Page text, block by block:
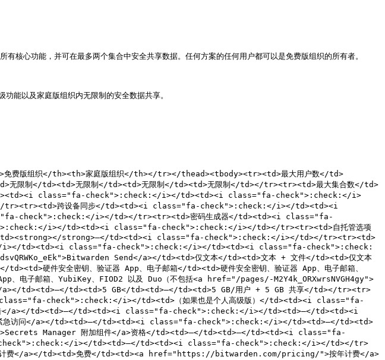
心功能，并可在最多两个集合中安全共享数据。任何方案的任何用户都可以是免费版组织的所有者。
能以及家庭版组织内无限制的安全数据共享。
版组织</th><th>家庭版组织</th></tr></thead><tbody><tr><td>最大用户数</td>
限制</td><td>无限制</td><td>无限制</td><td>无限制</td></tr><tr><td>最大集合数</td>
td><td><i class="fa-check">:check:</i></td><td><i class="fa-check">:check:</i>
跨设备同步</td><td><i class="fa-check">:check:</i></td><td><i
check">:check:</i></td></tr><tr><td>密码生成器</td><td><i class="fa-
i></td><td><i class="fa-check">:check:</i></td></tr><tr><td>自托管选项
strong>—</td><td><i class="fa-check">:check:</i></td></tr><tr><td>
i></td><td><i class="fa-check">:check:</i></td><td><i class="fa-check">:check:
Send</a></td><td>仅文本</td><td>文本 + 文件</td><td>仅文本
硬件安全密钥、验证器 App、电子邮箱</td><td>硬件安全密钥、验证器 App、电子邮箱、
、电子邮箱、YubiKey、FIOD2 以及 Duo（不包括<a href="/pages/-M2Y4k_ORXwrsNVGH4gy">
a></td><td>—</td><td>5 GB</td><td>—</td><td>5 GB/用户 + 5 GB 共享</td></tr><tr>
check">:check:</i></td><td>（如果也是个人高级版）</td><td><i class="fa-
</a></td><td>—</td><td><i class="fa-check">:check:</i></td><td>—</td><td><i
访问</a></td><td>—</td><td><i class="fa-check">:check:</i></td><td>—</td><td>
Manager 附加组件</a>资格</td><td>—</td><td>—</td><td><i class="fa-
i></td><td>—</td><td><i class="fa-check">:check:</i></td></tr>
</a></td><td>免费</td><td><a href="https://bitwarden.com/pricing/">按年计费</a>